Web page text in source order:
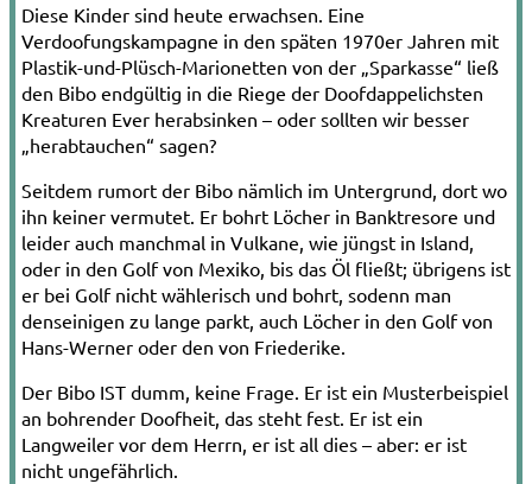
Diese Kinder sind heute erwachsen. Eine
Verdoofungskampagne in den späten 1970er Jahren mit
Plastik-und-Plüsch­-Marionetten von der „Sparkasse“ ließ
den Bibo endgültig in die Riege der Doofdappelichsten
Kreaturen Ever herabsinken – oder sollten wir besser
„herabtauchen“ sagen?
Seitdem rumort der Bibo nämlich im Untergrund, dort wo
ihn keiner vermutet. Er bohrt Löcher in Banktresore und
leider auch manchmal in Vulkane, wie jüngst in Island,
oder in den Golf von Mexiko, bis das Öl fließt; übrigens ist
er bei Golf nicht wählerisch und bohrt, sodenn man
denseinigen zu lange parkt, auch Löcher in den Golf von
Hans-Werner oder den von Friederike.
Der Bibo IST dumm, keine Frage. Er ist ein Musterbeispiel
an bohrender Doofheit, das steht fest. Er ist ein
Langweiler vor dem Herrn, er ist all dies – aber: er ist
nicht ungefährlich.